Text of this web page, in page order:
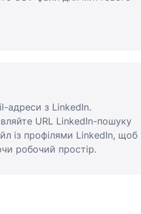
адреси з LinkedIn.
URL LinkedIn-пошуку
із профілями LinkedIn, щоб
робочий простір.